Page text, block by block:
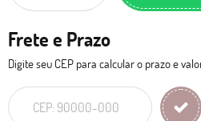
Frete e Prazo
Digite seu CEP para calcular o prazo e